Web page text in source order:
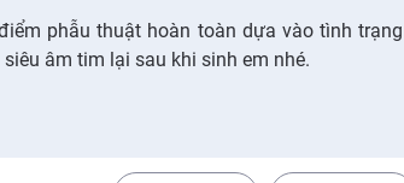
phẫu thuật hoàn toàn dựa vào tình trạng
âm tim lại sau khi sinh em nhé.